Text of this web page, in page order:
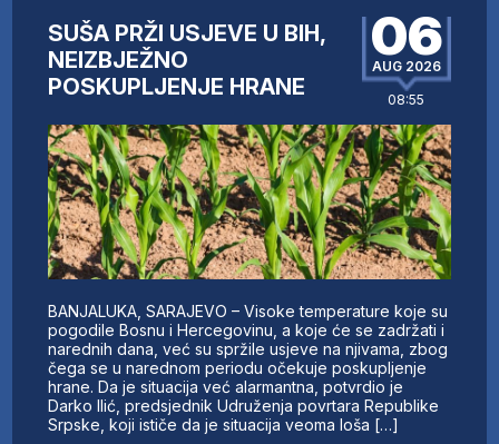
SUŠA PRŽI USJEVE U BIH,
NEIZBJEŽNO
POSKUPLJENJE HRANE
06
AUG 2026
08:55
BANJALUKA, SARAJEVO – Visoke temperature koje su
pogodile Bosnu i Hercegovinu, a koje će se zadržati i
narednih dana, već su spržile usjeve na njivama, zbog
čega se u narednom periodu očekuje poskupljenje
hrane. Da je situacija već alarmantna, potvrdio je
Darko Ilić, predsjednik Udruženja povrtara Republike
Srpske, koji ističe da je situacija veoma loša […]